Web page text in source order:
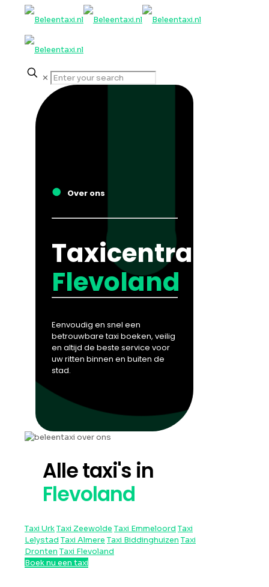
✕
● Over ons
Taxicentrale
Flevoland
Eenvoudig en snel een
betrouwbare taxi boeken, veilig
en altijd de beste service voor
uw ritten binnen en buiten de
stad.
Alle taxi's in
Flevoland
Taxi UrkTaxi Zeewolde Taxi Emmeloord Taxi
Lelystad Taxi Almere Taxi Biddinghuizen Taxi
Dronten Taxi Flevoland
Boek nu een taxi